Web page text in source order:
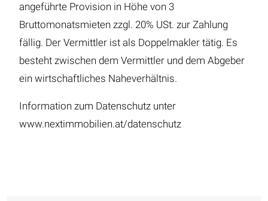
angeführte Provision in Höhe von 3
Bruttomonatsmieten zzgl. 20% USt. zur Zahlung
fällig. Der Vermittler ist als Doppelmakler tätig. Es
besteht zwischen dem Vermittler und dem Abgeber
ein wirtschaftliches Naheverhältnis.
Information zum Datenschutz unter
www.nextimmobilien.at/datenschutz